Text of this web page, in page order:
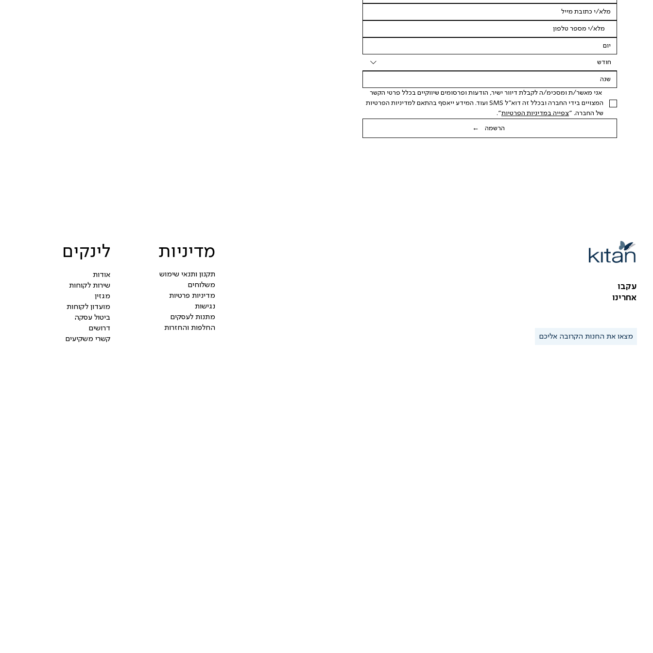
מדיניות
תקנון ותנאי שימוש
משלוחים
מדיניות פרטיות
נגישות
מתנות לעסקים
החלפות והחזרות
לינקים
אודות
שירות לקוחות
מגזין
מועדון לקוחות
ביטול עסקה
דרושים
קשרי משקיעים
עקבו
אחרינו
מצאו את החנות הקרובה אליכם
חודש
אני מאשר/ת ומסכימ/ה לקבלת דיוור ישיר, הודעות ופרסומים שיווקיים בכלל פרטי הקשר
המצויים בידי החברה ובכלל זה דוא"ל SMS ועוד. המידע ייאסף בהתאם למדיניות הפרטיות
של החברה. "צפייה במדיניות הפרטיות".
הרשמה ←